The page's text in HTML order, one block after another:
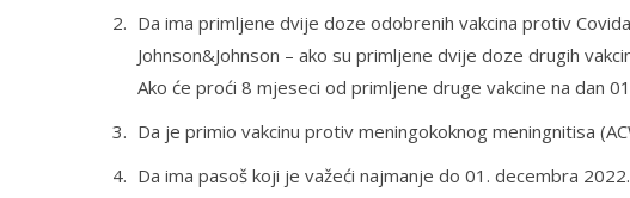
Da ima primljene dvije doze odobrenih vakcina protiv
Johnson&Johnson – ako su primljene dvije doze drugih
Ako će proći 8 mjeseci od primljene druge vakcine na dan
Da je primio vakcinu protiv meningokoknog meningnitisa
Da ima pasoš koji je važeći najmanje do 01. decembra 2022.